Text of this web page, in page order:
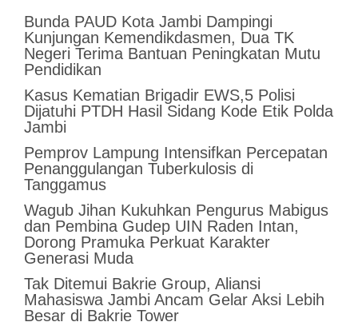
Bunda PAUD Kota Jambi Dampingi
Kunjungan Kemendikdasmen, Dua TK
Negeri Terima Bantuan Peningkatan Mutu
Pendidikan
Kasus Kematian Brigadir EWS,5 Polisi
Dijatuhi PTDH Hasil Sidang Kode Etik Polda
Jambi
Pemprov Lampung Intensifkan Percepatan
Penanggulangan Tuberkulosis di
Tanggamus
Wagub Jihan Kukuhkan Pengurus Mabigus
dan Pembina Gudep UIN Raden Intan,
Dorong Pramuka Perkuat Karakter
Generasi Muda
Tak Ditemui Bakrie Group, Aliansi
Mahasiswa Jambi Ancam Gelar Aksi Lebih
Besar di Bakrie Tower